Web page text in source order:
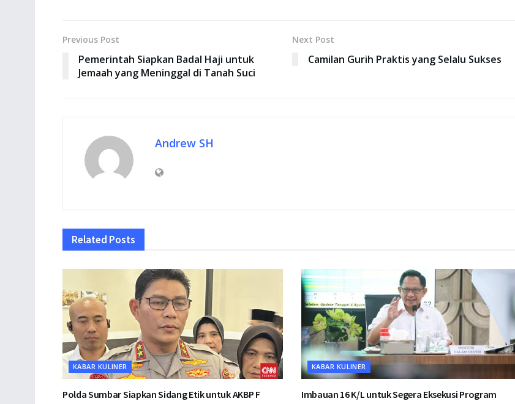
Previous Post
Pemerintah Siapkan Badal Haji untuk
Jemaah yang Meninggal di Tanah Suci
Next Post
Camilan Gurih Praktis yang Selalu Sukses
Andrew SH
Related Posts
KABAR KULINER
Polda Sumbar Siapkan Sidang Etik untuk AKBP F
KABAR KULINER
Imbauan 16 K/L untuk Segera Eksekusi Program